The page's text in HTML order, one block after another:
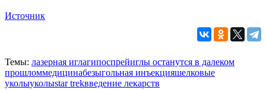
Источник
Темы: лазерная иглагипоспрейиглы останутся в далеком
прошломмедицинабезыгольная инъекцияшелковые
уколыуколыstar trekвведение лекарств